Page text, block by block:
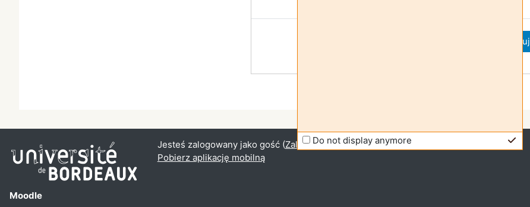
Do not display anymore
Kontynuuj
Moodle
Jesteś zalogowany jako gość (Zaloguj się)
Pobierz aplikację mobilną